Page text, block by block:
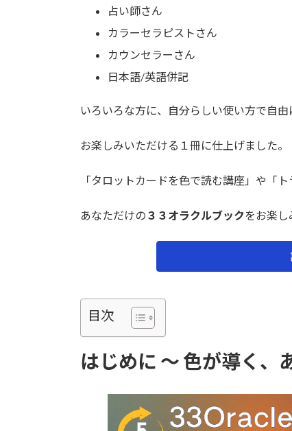
占い師さん
カラーセラピストさん
カウンセラーさん
日本語/英語併記
いろいろな方に、自分らしい使い方で自由
お楽しみいただける１冊に仕上げました。
「タロットカードを色で読む講座」や「
あなただけの ３３オラクルブックをお楽し
目次
はじめに 〜 色が導く、